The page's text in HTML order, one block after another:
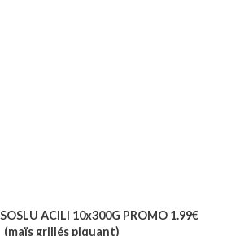
ACILI 10x300G PROMO 1.99€
(maïs grillés piquant)